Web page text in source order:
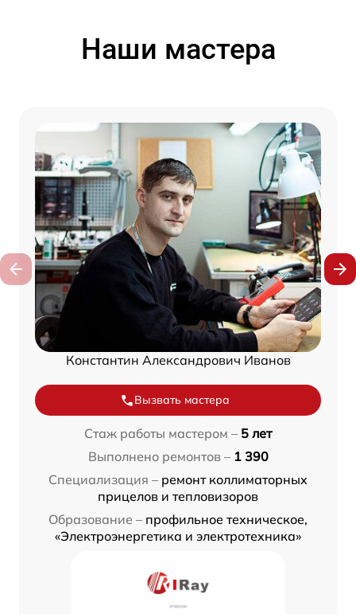
Наши мастера
Константин Александрович Иванов
Вызвать мастера
Стаж работы мастером – 5 лет
Выполнено ремонтов – 1 390
Специализация – ремонт коллиматорных
прицелов и тепловизоров
Образование – профильное техническое,
«Электроэнергетика и электротехника»